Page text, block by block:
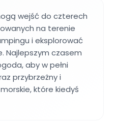
wejść do czterech
na terenie
i eksplorować
Najlepszym czasem
aby w pełni
przybrzeżny i
które kiedyś